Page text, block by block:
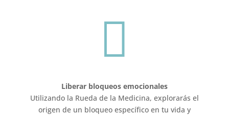

Liberar bloqueos emocionales
Utilizando la Rueda de la Medicina, explorarás el
origen de un bloqueo específico en tu vida y